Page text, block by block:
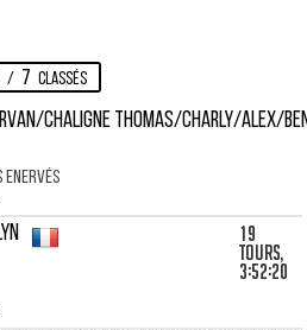
/ 7 Classés
CHALIGNE Thomas/Charly/Alex/
ENERVÉS
19
tours,
3:52:20